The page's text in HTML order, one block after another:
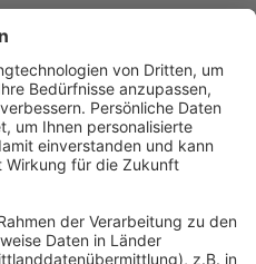
Unsere Marken